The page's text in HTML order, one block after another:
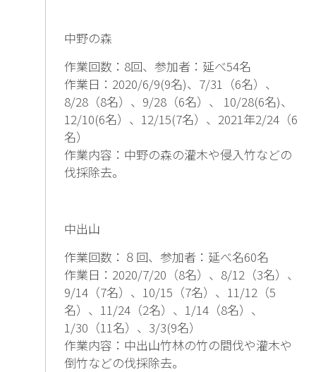
中野の森
作業回数：8回、参加者：延べ54名
作業日：2020/6/9(9名)、7/31（6名）、
8/28（8名）、9/28（6名）、 10/28(6名)、
12/10(6名）、12/15(7名）、2021年2/24（6
名）
作業内容：中野の森の灌木や侵入竹などの
伐採除去。
中出山
作業回数：８回、参加者：延べ名60名
作業日：2020/7/20（8名）、8/12（3名）、
9/14（7名）、10/15（7名）、11/12（5
名）、11/24（2名）、1/14（8名）、
1/30（11名）、3/3(9名）
作業内容：中出山竹林の竹の間伐や灌木や
倒竹などの伐採除去。